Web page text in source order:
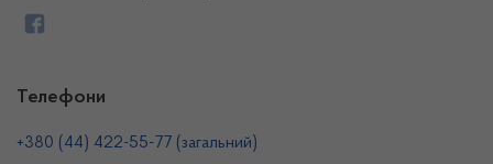
Телефони
+380 (44) 422-55-77 (загальний)